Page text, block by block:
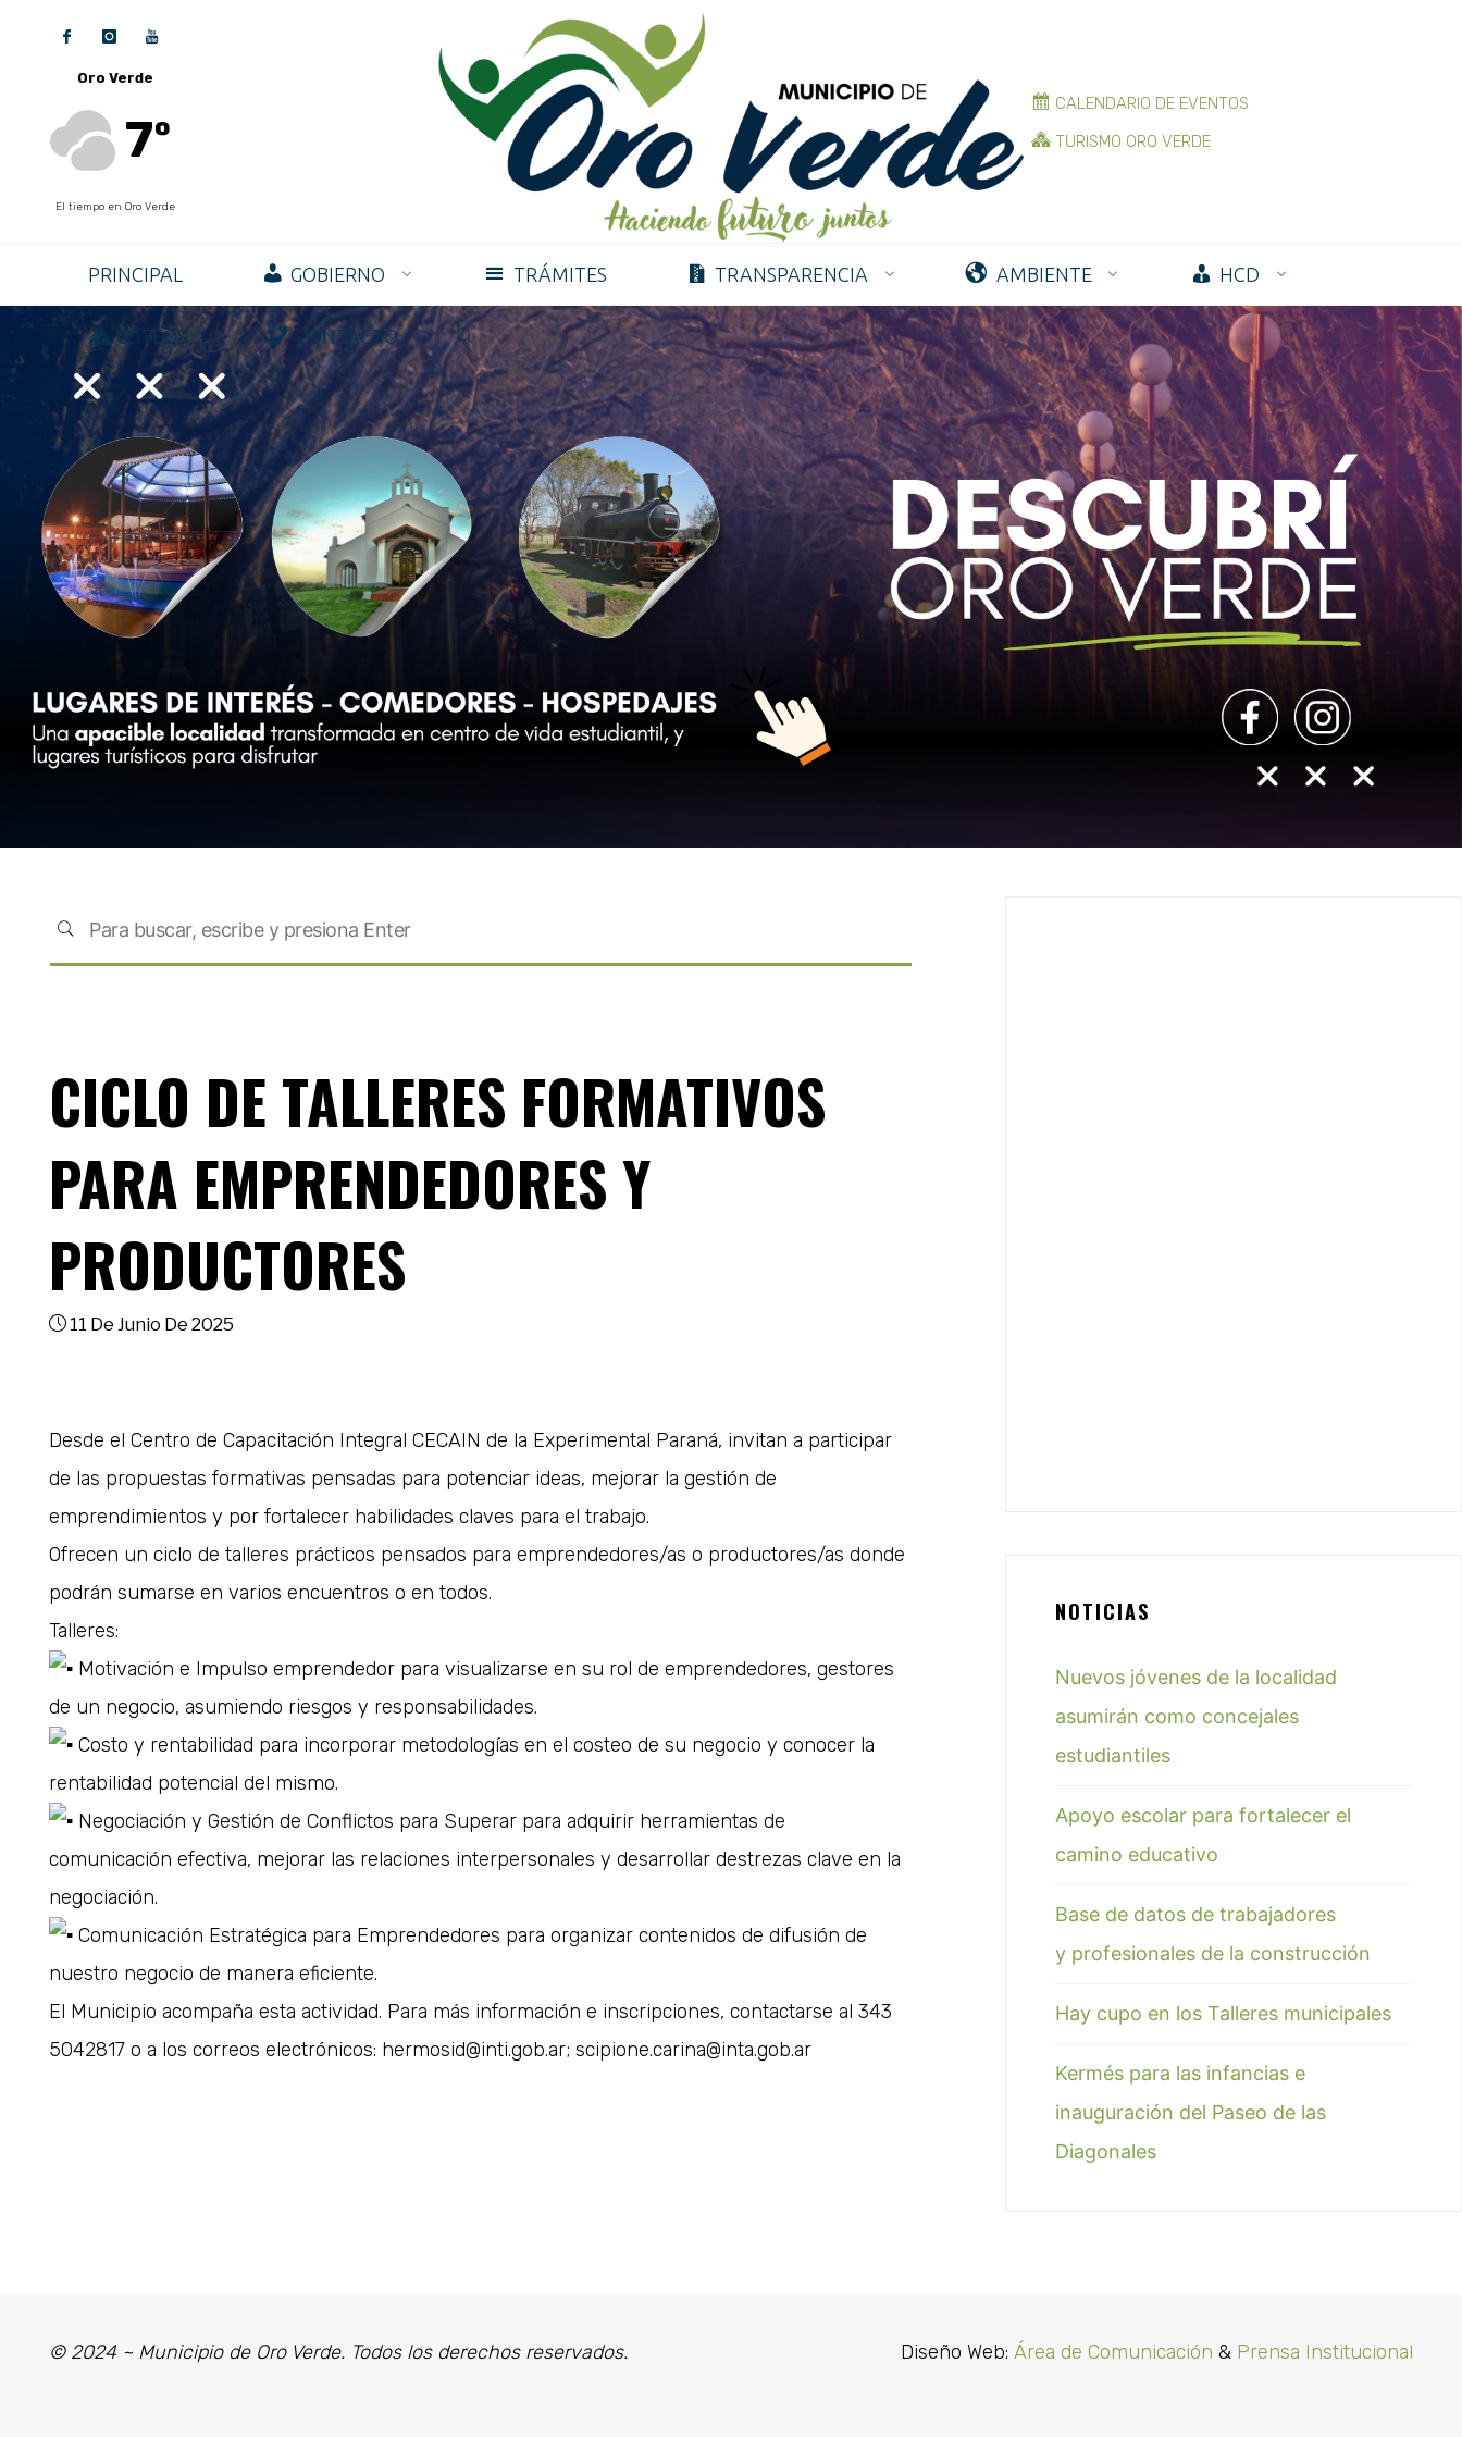
Oro Verde
7º
El tiempo en Oro Verde
CALENDARIO DE EVENTOS
TURISMO ORO VERDE
PRINCIPAL GOBIERNO TRÁMITES TRANSPARENCIA AMBIENTE HCD
LOTEOS CONTACTO
CICLO DE TALLERES FORMATIVOS
PARA EMPRENDEDORES Y
PRODUCTORES
11 De Junio De 2025
Desde el Centro de Capacitación Integral CECAIN de la Experimental Paraná, invitan a participar
de las propuestas formativas pensadas para potenciar ideas, mejorar la gestión de
emprendimientos y por fortalecer habilidades claves para el trabajo.
Ofrecen un ciclo de talleres prácticos pensados para emprendedores/as o productores/as donde
podrán sumarse en varios encuentros o en todos.
Talleres:
Motivación e Impulso emprendedor para visualizarse en su rol de emprendedores, gestores
de un negocio, asumiendo riesgos y responsabilidades.
Costo y rentabilidad para incorporar metodologías en el costeo de su negocio y conocer la
rentabilidad potencial del mismo.
Negociación y Gestión de Conflictos para Superar para adquirir herramientas de
comunicación efectiva, mejorar las relaciones interpersonales y desarrollar destrezas clave en la
negociación.
Comunicación Estratégica para Emprendedores para organizar contenidos de difusión de
nuestro negocio de manera eficiente.
El Municipio acompaña esta actividad. Para más información e inscripciones, contactarse al 343
5042817 o a los correos electrónicos: hermosid@inti.gob.ar; scipione.carina@inta.gob.ar
NOTICIAS
Nuevos jóvenes de la localidad
asumirán como concejales
estudiantiles
Apoyo escolar para fortalecer el
camino educativo
Base de datos de trabajadores
y profesionales de la construcción
Hay cupo en los Talleres municipales
Kermés para las infancias e
inauguración del Paseo de las
Diagonales
Diseño Web: Área de Comunicación & Prensa Institucional
© 2024 ~ Municipio de Oro Verde. Todos los derechos reservados.